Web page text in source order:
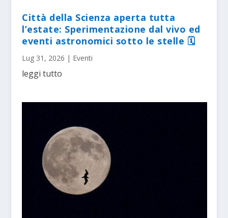
Città della Scienza aperta tutta
l’estate: Sperimentazione dal vivo ed
eventi astronomici sotto le stelle 🗓
Lug 31, 2026 | Eventi
leggi tutto